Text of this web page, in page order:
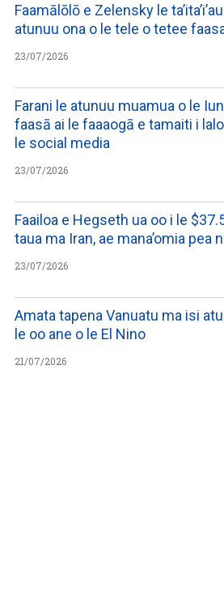
Faamālōlō e Zelensky le
atunuu ona o le tele o tetee
23/07/2026
Farani le atunuu muamua o le
faasā ai le faaaogā e tamaiti i
le social media
23/07/2026
Faailoa e Hegseth ua oo i le
taua ma Iran, ae mana’omia pea
23/07/2026
Amata tapena Vanuatu ma isi
le oo ane o le El Nino
21/07/2026